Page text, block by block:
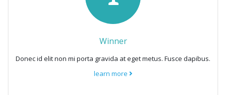
Winner
Donec id elit non mi porta gravida at eget metus. Fusce dapibus.
learn more